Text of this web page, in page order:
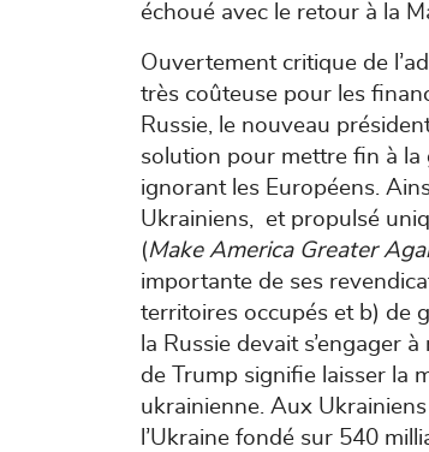
échoué avec le retour à la
Ouvertement critique de
très coûteuse pour les
Russie, le nouveau
solution pour mettre fin à la
ignorant les Européens.
Ukrainiens, et propulsé
(Make America Greater
importante de ses
territoires occupés et b) de
la Russie devait s’engager
de Trump signifie laisser la
ukrainienne. Aux
l’Ukraine fondé sur 540